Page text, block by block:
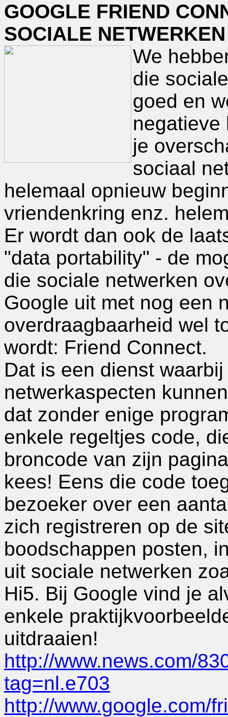
GOOGLE FRIEND
SOCIALE
We
die
goed en
negatieve
je
sociaal
helemaal opnieuw
vriendenkring enz.
Er wordt dan ook de
"data portability" - de
die sociale netwerken
Google uit met nog een
overdraagbaarheid wel
wordt: Friend Connect.
Dat is een dienst
netwerkaspecten
dat zonder enige
enkele regeltjes code,
broncode van zijn
kees! Eens die code
bezoeker over een
zich registreren op de
boodschappen posten,
uit sociale netwerken
Hi5. Bij Google vind je
enkele
uitdraaien!
http://www.news.com/
tag=nl.e703
http://www.google.com/